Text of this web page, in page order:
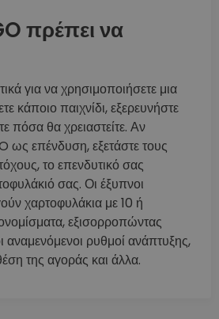
πρέπει να
για να χρησιμοποιήσετε μια
κάποιο παιχνίδι, εξερευνήστε
πόσα θα χρειαστείτε. Αν
ως επένδυση, εξετάστε τους
το επενδυτικό σας
σας. Οι έξυπνοι
χαρτοφυλάκια με 10 ή
εξισορροπώντας
ρυθμοί ανάπτυξης,
της αγοράς και άλλα.